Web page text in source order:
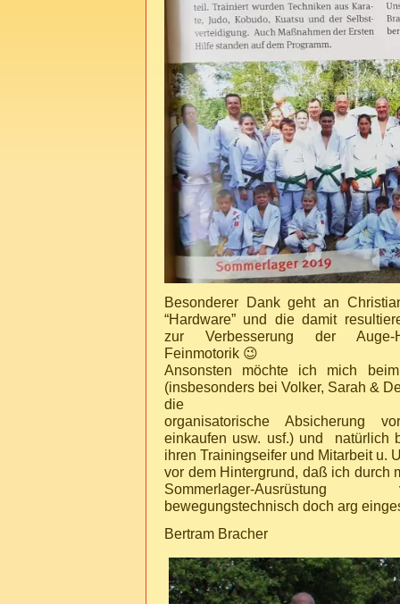
Besonderer Dank geht an
“Hardware” und die damit
zur Verbesserung der Auge-
Feinmotorik 😉
Ansonsten möchte ich mich
(insbesonders bei Volker, Sarah &
die
organisatorische Absicherung
einkaufen usw. usf.) und natürlich
ihren Trainingseifer und Mitarbeit u.
vor dem Hintergrund, daß ich durch
Sommerlager-
bewegungstechnisch doch arg
Bertram Bracher